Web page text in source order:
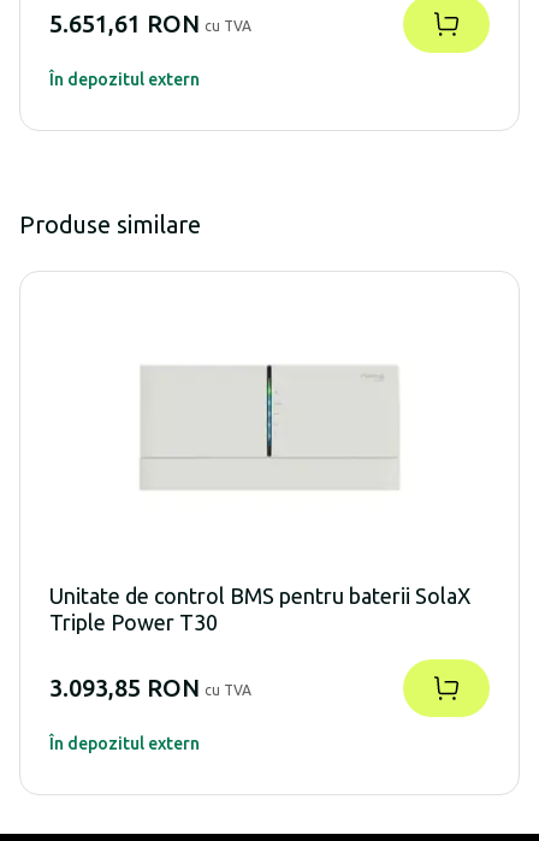
5.651,61 RON cu TVA
În depozitul extern
Produse similare
Unitate de control BMS pentru baterii SolaX
Triple Power T30
3.093,85 RON cu TVA
În depozitul extern